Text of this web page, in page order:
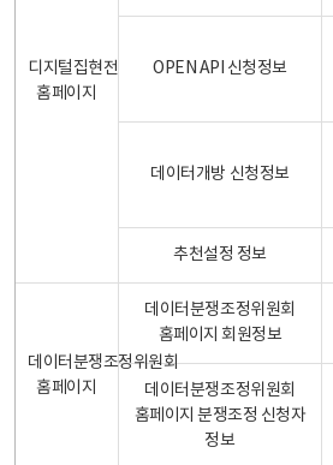
디지털집현전
홈페이지
OPEN API 신청정보
데이터개방 신청정보
추천설정 정보
데이터분쟁조정위원회
홈페이지
데이터분쟁조정위원회
홈페이지 회원정보
데이터분쟁조정위원회
홈페이지 분쟁조정 신청자
정보